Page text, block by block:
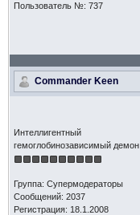
Пользователь №: 737
Commander Keen
Интеллигентный
гемоглобинозависимый демон
Группа: Супермодераторы
Сообщений: 2037
Регистрация: 18.1.2008